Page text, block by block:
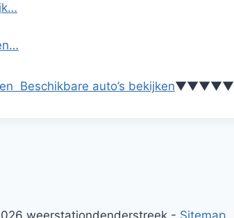
Beschikbare auto’s bekijken▼▼▼▼▼
weerstationdenderstreek - Sitemap